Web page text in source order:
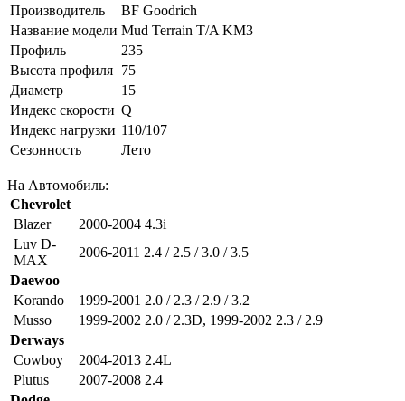
Производитель
BF Goodrich
Название модели Mud Terrain T/A KM3
Профиль
235
Высота профиля 75
Диаметр
15
Индекс скорости Q
Индекс нагрузки 110/107
Сезонность
Лето
На Автомобиль:
Chevrolet
Blazer
2000-2004 4.3i
Luv D-
MAX
2006-2011 2.4 / 2.5 / 3.0 / 3.5
Daewoo
Korando
1999-2001 2.0 / 2.3 / 2.9 / 3.2
Musso
1999-2002 2.0 / 2.3D, 1999-2002 2.3 / 2.9
Derways
Cowboy
2004-2013 2.4L
Plutus
2007-2008 2.4